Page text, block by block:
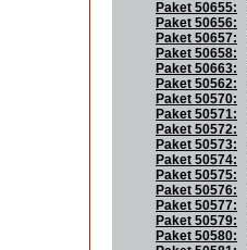
Paket 50655:
Paket 50656:
Paket 50657:
Paket 50658:
Paket 50663:
Paket 50562:
Paket 50570:
Paket 50571:
Paket 50572:
Paket 50573:
Paket 50574:
Paket 50575:
Paket 50576:
Paket 50577:
Paket 50579:
Paket 50580: